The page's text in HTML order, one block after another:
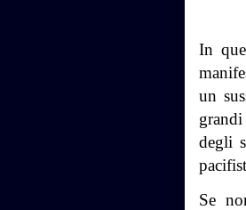
In
un
degli
Se